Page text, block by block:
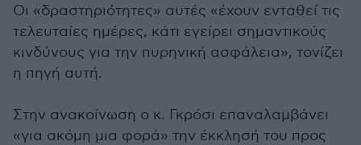
Οι «δραστηριότητες» αυτές «έχουν ενταθεί τις
τελευταίες ημέρες, κάτι εγείρει σημαντικούς
κινδύνους για την πυρηνική ασφάλεια», τονίζει
η πηγή αυτή.
Στην ανακοίνωση ο κ. Γκρόσι επαναλαμβάνει
«για ακόμη μια φορά» την έκκλησή του προς